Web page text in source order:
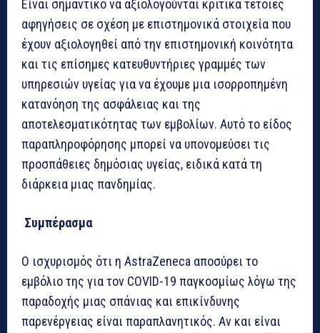
Είναι σημαντικό να αξιολογούνται κριτικά τέτοιες
αφηγήσεις σε σχέση με επιστημονικά στοιχεία που
έχουν αξιολογηθεί από την επιστημονική κοινότητα
και τις επίσημες κατευθυντήριες γραμμές των
υπηρεσιών υγείας για να έχουμε μια ισορροπημένη
κατανόηση της ασφάλειας και της
αποτελεσματικότητας των εμβολίων. Αυτό το είδος
παραπληροφόρησης μπορεί να υπονομεύσει τις
προσπάθειες δημόσιας υγείας, ειδικά κατά τη
διάρκεια μιας πανδημίας.
Συμπέρασμα
Ο ισχυρισμός ότι η AstraZeneca αποσύρει το
εμβόλιο της για τον COVID-19 παγκοσμίως λόγω της
παραδοχής μιας σπάνιας και επικίνδυνης
παρενέργειας είναι παραπλανητικός. Αν και είναι